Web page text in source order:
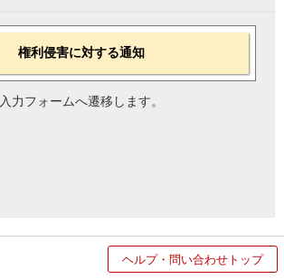
権利侵害に対する通知
入力フォームへ遷移します。
ヘルプ・問い合わせトップ